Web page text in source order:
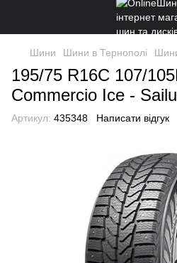
Шини Шини в Тернополі
195/75 R16C 107/
Commercio Ice -
Артикул: 435348 Написати відгук